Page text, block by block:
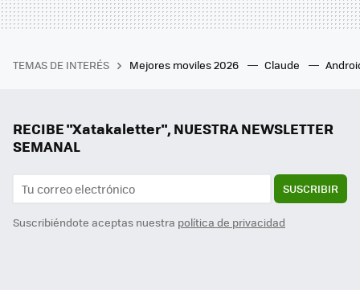
TEMAS DE INTERÉS Mejores moviles 2026 Claude
RECIBE "Xatakaletter", NUESTRA NEWSLETTER
SEMANAL
SUSCRIBIR
Suscribiéndote aceptas nuestra política de privacidad